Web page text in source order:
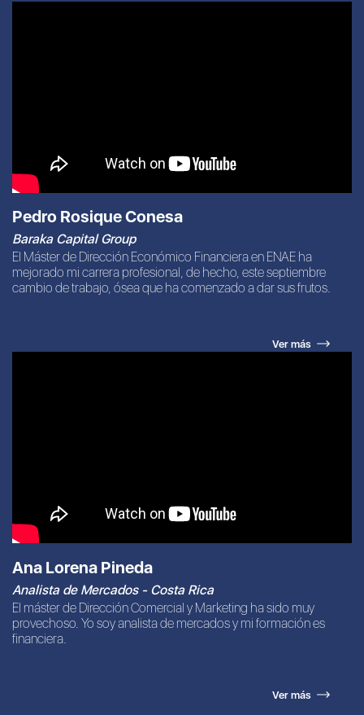
Pedro Rosique Conesa
Baraka Capital Group
El Máster de Dirección Económico Financiera en ENAE ha
mejorado mi carrera profesional, de hecho, este septiembre
cambio de trabajo, ósea que ha comenzado a dar sus frutos.
Ver más
Ana Lorena Pineda
Analista de Mercados - Costa Rica
El máster de Dirección Comercial y Marketing ha sido muy
provechoso. Yo soy analista de mercados y mi formación es
financiera.
Ver más